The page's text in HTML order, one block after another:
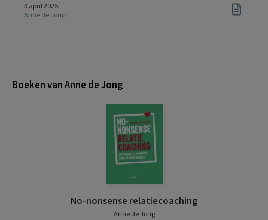
3 april 2025
Anne de Jong
Boeken van Anne de Jong
No-nonsense relatiecoaching
Anne de Jong